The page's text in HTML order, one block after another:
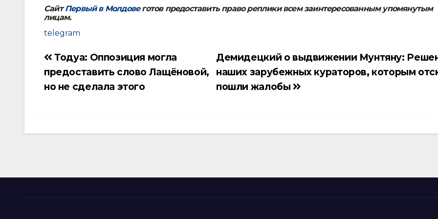
СайтПервый в Молдовеготов предоставить право реплики всем заинтересованным упомянутым
лицам.
telegram
Навигация
по
Демидецкий о выдвижении Мунтяну:
наших зарубежных кураторов, которым
пошли жалобы
Тодуа: Оппозиция могла
предоставить слово Лащёновой,
но не сделала этого